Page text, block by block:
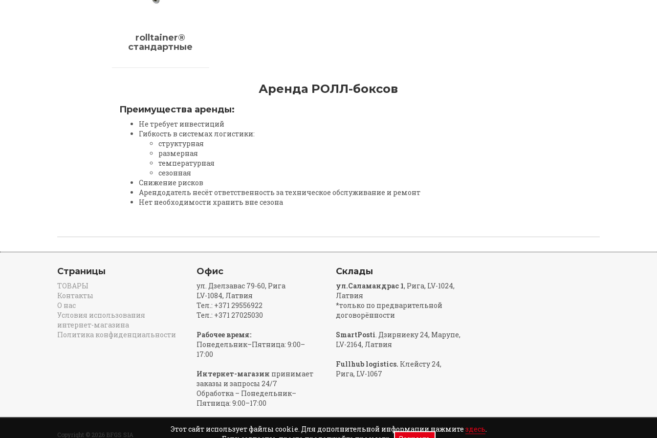
Этот сайт использует файлы cookie. Для дополнительной информации нажмите здесь.
rolltainer®
стандартные
Аренда РОЛЛ-боксов
Преимущества аренды:
Не требует инвестиций
Гибкость в системах логистики:
структурная
размерная
температурная
сезонная
Снижение рисков
Арендодатель несёт ответственность за техническое обслуживание и ремонт
Нет необходимости хранить вне сезона
Страницы
ТОВАРЫ
Контакты
О нас
Условия использования
интернет-магазина
Политика конфиденциальности
Офис
ул. Дзелзавас 79-60, Рига
LV-1084, Латвия
Тел.: +371 29556922
Тел.: +371 27025030
Рабочее время:
Понедельник–Пятница: 9:00–
17:00
Интернет-магазин принимает
заказы и запросы 24/7
Обработка – Понедельник–
Пятница: 9:00–17:00
Склады
ул.Саламандрас 1, Рига, LV-1024,
Латвия
*только по предварительной
договорённости
SmartPosti. Дзирниеку 24, Марупе,
LV-2164, Латвия
Fullhub logistics. Клейсту 24,
Рига, LV-1067
Copyright © 2026 BFGS SIA